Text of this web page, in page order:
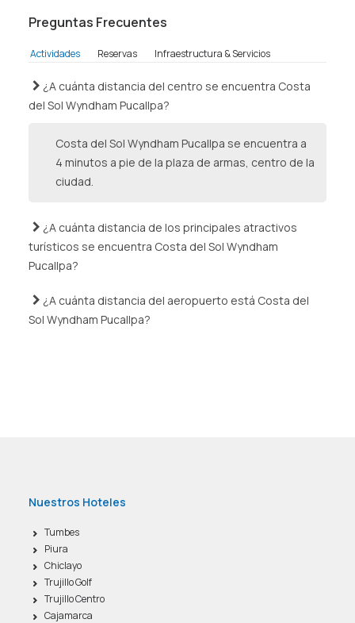
Preguntas Frecuentes
Actividades Reservas Infraestructura & Servicios
¿A cuánta distancia del centro se encuentra Costa
del Sol Wyndham Pucallpa?
Costa del Sol Wyndham Pucallpa se encuentra a
4 minutos a pie de la plaza de armas, centro de la
ciudad.
¿A cuánta distancia de los principales atractivos
turísticos se encuentra Costa del Sol Wyndham
Pucallpa?
¿A cuánta distancia del aeropuerto está Costa del
Sol Wyndham Pucallpa?
Nuestros Hoteles
Tumbes
Piura
Chiclayo
Trujillo Golf
Trujillo Centro
Cajamarca